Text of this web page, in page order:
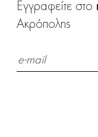
Εγγραφείτε στο
Ακρόπολης